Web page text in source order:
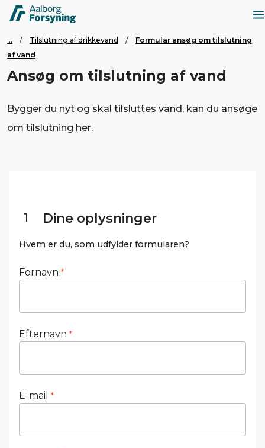
... Tilslutning af drikkevand
Formular ansøg om tilslutning
af vand
Ansøg om tilslutning af vand
Bygger du nyt og skal tilsluttes vand, kan du ansøge
om tilslutning her.
1 Dine oplysninger
Hvem er du, som udfylder formularen?
Fornavn *
Efternavn *
E-mail *